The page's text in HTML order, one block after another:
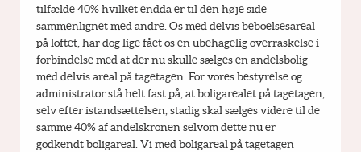
tilfælde 40% hvilket endda er til den høje side
sammenlignet med andre. Os med delvis beboelsesareal
på loftet, har dog lige fået os en ubehagelig overraskelse i
forbindelse med at der nu skulle sælges en andelsbolig
med delvis areal på tagetagen. For vores bestyrelse og
administrator stå helt fast på, at boligarealet på tagetagen,
selv efter istandsættelsen, stadig skal sælges videre til de
samme 40% af andelskronen selvom dette nu er
godkendt boligareal. Vi med boligareal på tagetagen